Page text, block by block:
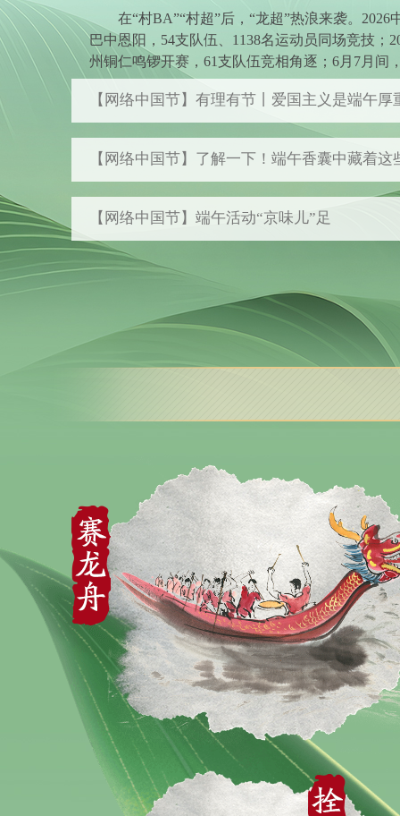
把世界杯包进粽子里！球队定制款咬开
在“村BA”“村超”后，“龙超”热浪来袭。
巴中恩阳，54支队伍、1138名运动员同场竞技；
州铜仁鸣锣开赛，61支队伍竞相角逐；6月7月间
动……龙船飞渡、鼓声轰鸣，端午，从来离不开
【网络中国节】有理有节丨爱国主义是端午厚
【网络中国节】了解一下！端午香囊中藏着这
【网络中国节】端午活动“京味儿”足